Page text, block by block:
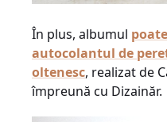
În plus, albumul
autocolantul de
oltenesc, realizat de
împreună cu Dizainăr.